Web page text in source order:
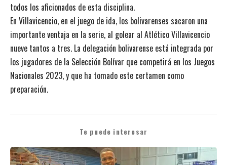
todos los aficionados de esta disciplina.
En Villavicencio, en el juego de ida, los bolivarenses sacaron una
importante ventaja en la serie, al golear al Atlético Villavicencio
nueve tantos a tres. La delegación bolivarense está integrada por
los jugadores de la Selección Bolívar que competirá en los Juegos
Nacionales 2023, y que ha tomado este certamen como
preparación.
Te puede interesar